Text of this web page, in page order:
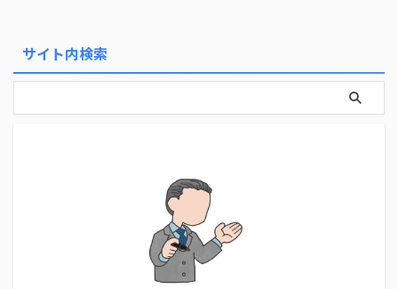
サイト内検索